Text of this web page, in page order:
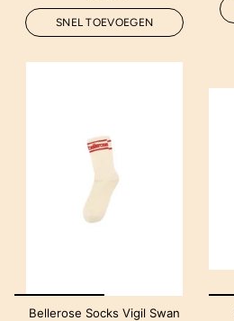
SNEL TOEVOEGEN
Bellerose Socks Vigil Swan